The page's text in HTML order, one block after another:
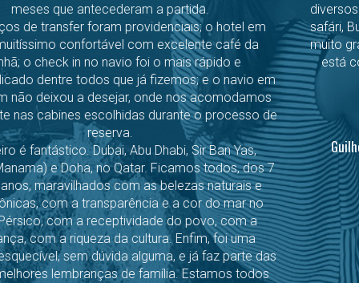
diversos passeios, tais como hiking em montanhas, surf,
safári, Bungee jumping, dentre outros. É uma experiência
muito gratificante para quem deseja explorar o mundo e
está com a mente aberta para aprender uma cultura
diferente.
Guilherme Frederico Manjabosco Vasilakis sobre sua
experiência em Cape Town.